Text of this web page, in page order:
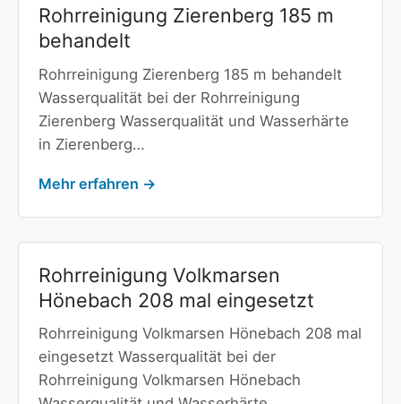
Rohrreinigung Zierenberg 185 m
behandelt
Rohrreinigung Zierenberg 185 m behandelt
Wasserqualität bei der Rohrreinigung
Zierenberg Wasserqualität und Wasserhärte
in Zierenberg…
Mehr erfahren →
Rohrreinigung Volkmarsen
Hönebach 208 mal eingesetzt
Rohrreinigung Volkmarsen Hönebach 208 mal
eingesetzt Wasserqualität bei der
Rohrreinigung Volkmarsen Hönebach